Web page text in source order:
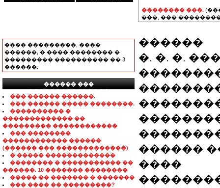
���� ���������, ����
������, � ���� �������� �
��������� ���������� �� 3
������.
������ ���
���������������
��� ������ ������.
��� ������ ����� ��������.
���������� �
������������� ��
��������� ������������
��� ��������
������������ ������
(������ ��� �������������)
� ����� �������������
�������� � ����������� ��
������. 10 ������� ��������
����� �� ������� � �������
��� ���� �� ���������?
�������� ���.
���, ���
������
�. �. �.
��������
������
����